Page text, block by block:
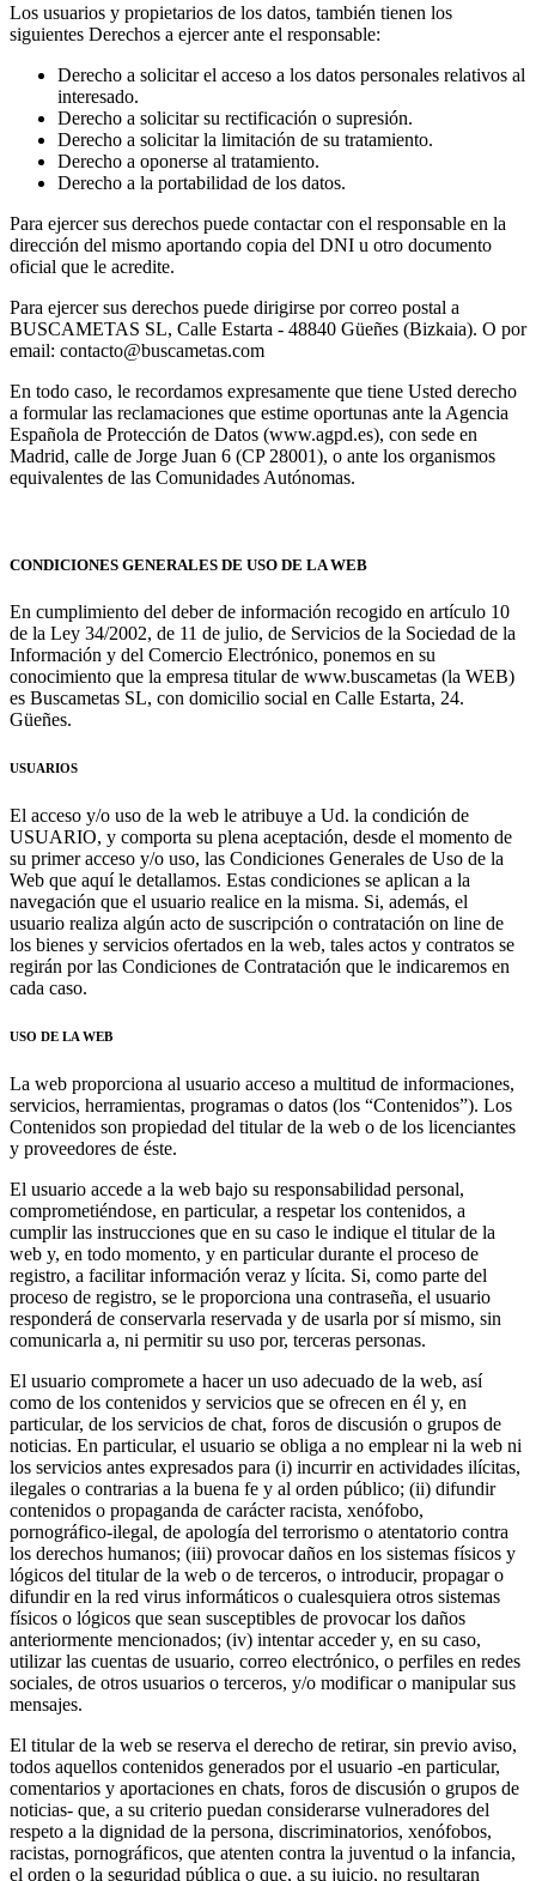
Los usuarios y propietarios de los datos, también tienen los
siguientes Derechos a ejercer ante el responsable:
Derecho a solicitar el acceso a los datos personales relativos al
interesado.
Derecho a solicitar su rectificación o supresión.
Derecho a solicitar la limitación de su tratamiento.
Derecho a oponerse al tratamiento.
Derecho a la portabilidad de los datos.
Para ejercer sus derechos puede contactar con el responsable en la
dirección del mismo aportando copia del DNI u otro documento
oficial que le acredite.
Para ejercer sus derechos puede dirigirse por correo postal a
BUSCAMETAS SL, Calle Estarta - 48840 Güeñes (Bizkaia). O por
email: contacto@buscametas.com
En todo caso, le recordamos expresamente que tiene Usted derecho
a formular las reclamaciones que estime oportunas ante la Agencia
Española de Protección de Datos (www.agpd.es), con sede en
Madrid, calle de Jorge Juan 6 (CP 28001), o ante los organismos
equivalentes de las Comunidades Autónomas.
CONDICIONES GENERALES DE USO DE LA WEB
En cumplimiento del deber de información recogido en artículo 10
de la Ley 34/2002, de 11 de julio, de Servicios de la Sociedad de la
Información y del Comercio Electrónico, ponemos en su
conocimiento que la empresa titular de www.buscametas (la WEB)
es Buscametas SL, con domicilio social en Calle Estarta, 24.
Güeñes.
USUARIOS
El acceso y/o uso de la web le atribuye a Ud. la condición de
USUARIO, y comporta su plena aceptación, desde el momento de
su primer acceso y/o uso, las Condiciones Generales de Uso de la
Web que aquí le detallamos. Estas condiciones se aplican a la
navegación que el usuario realice en la misma. Si, además, el
usuario realiza algún acto de suscripción o contratación on line de
los bienes y servicios ofertados en la web, tales actos y contratos se
regirán por las Condiciones de Contratación que le indicaremos en
cada caso.
USO DE LA WEB
La web proporciona al usuario acceso a multitud de informaciones,
servicios, herramientas, programas o datos (los “Contenidos”). Los
Contenidos son propiedad del titular de la web o de los licenciantes
y proveedores de éste.
El usuario accede a la web bajo su responsabilidad personal,
comprometiéndose, en particular, a respetar los contenidos, a
cumplir las instrucciones que en su caso le indique el titular de la
web y, en todo momento, y en particular durante el proceso de
registro, a facilitar información veraz y lícita. Si, como parte del
proceso de registro, se le proporciona una contraseña, el usuario
responderá de conservarla reservada y de usarla por sí mismo, sin
comunicarla a, ni permitir su uso por, terceras personas.
El usuario compromete a hacer un uso adecuado de la web, así
como de los contenidos y servicios que se ofrecen en él y, en
particular, de los servicios de chat, foros de discusión o grupos de
noticias. En particular, el usuario se obliga a no emplear ni la web ni
los servicios antes expresados para (i) incurrir en actividades ilícitas,
ilegales o contrarias a la buena fe y al orden público; (ii) difundir
contenidos o propaganda de carácter racista, xenófobo,
pornográfico-ilegal, de apología del terrorismo o atentatorio contra
los derechos humanos; (iii) provocar daños en los sistemas físicos y
lógicos del titular de la web o de terceros, o introducir, propagar o
difundir en la red virus informáticos o cualesquiera otros sistemas
físicos o lógicos que sean susceptibles de provocar los daños
anteriormente mencionados; (iv) intentar acceder y, en su caso,
utilizar las cuentas de usuario, correo electrónico, o perfiles en redes
sociales, de otros usuarios o terceros, y/o modificar o manipular sus
mensajes.
El titular de la web se reserva el derecho de retirar, sin previo aviso,
todos aquellos contenidos generados por el usuario -en particular,
comentarios y aportaciones en chats, foros de discusión o grupos de
noticias- que, a su criterio puedan considerarse vulneradores del
respeto a la dignidad de la persona, discriminatorios, xenófobos,
racistas, pornográficos, que atenten contra la juventud o la infancia,
el orden o la seguridad pública o que, a su juicio, no resultaran